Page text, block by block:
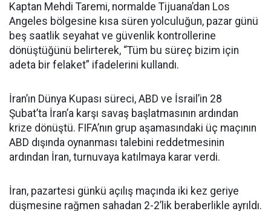
Kaptan Mehdi Taremi, normalde Tijuana’dan Los
Angeles bölgesine kısa süren yolculuğun, pazar günü
beş saatlik seyahat ve güvenlik kontrollerine
dönüştüğünü belirterek, “Tüm bu süreç bizim için
adeta bir felaket” ifadelerini kullandı.
İran’ın Dünya Kupası süreci, ABD ve İsrail’in 28
Şubat’ta İran’a karşı savaş başlatmasının ardından
krize dönüştü. FIFA’nın grup aşamasındaki üç maçının
ABD dışında oynanması talebini reddetmesinin
ardından İran, turnuvaya katılmaya karar verdi.
İran, pazartesi günkü açılış maçında iki kez geriye
düşmesine rağmen sahadan 2-2’lik beraberlikle ayrıldı.